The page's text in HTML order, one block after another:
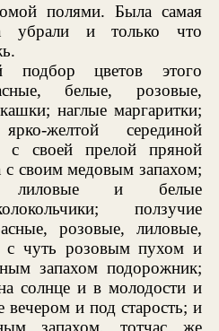
полями. Была самая
убрали и только что
подбор цветов этого
белые, розовые,
наглые маргаритки;
желтой серединой
с своей прелой пряной
с своим медовым запахом;
лиловые и белые
ползучие
розовые, лиловые,
с чуть розовым пухом и
запахом подорожник;
солнце и в молодости и
и под старость; и
запахом, тотчас же